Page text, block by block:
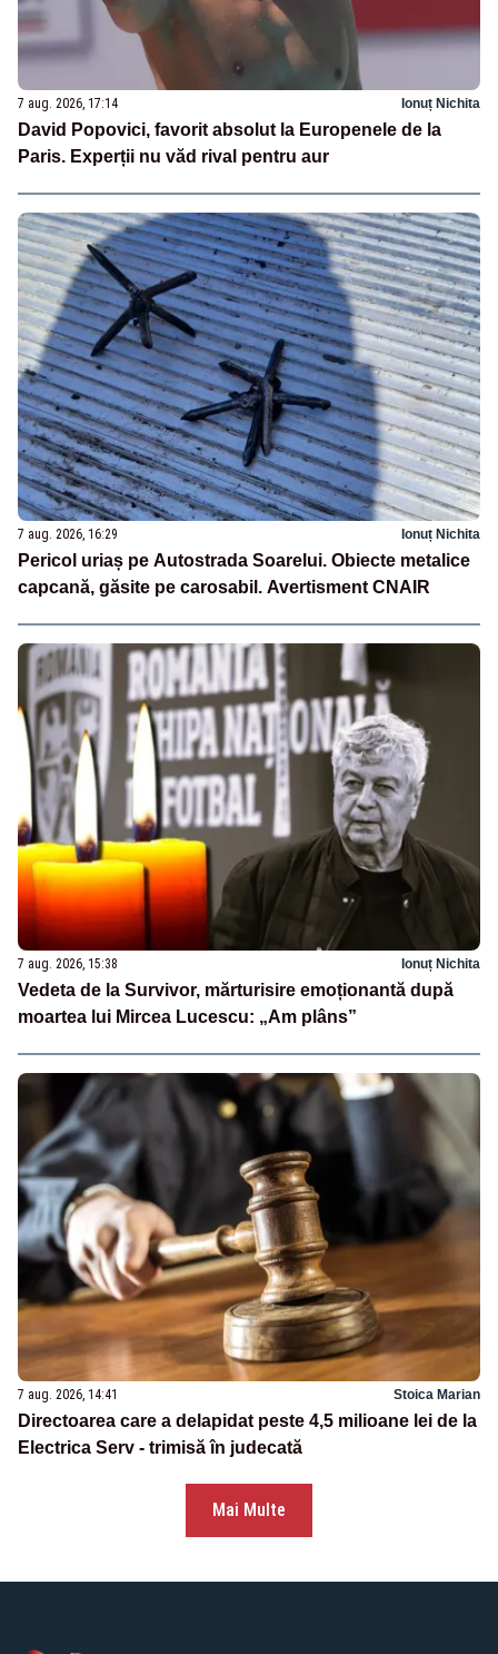
7 aug. 2026, 17:14 Ionuț Nichita
David Popovici, favorit absolut la Europenele de la
Paris. Experții nu văd rival pentru aur
7 aug. 2026, 16:29 Ionuț Nichita
Pericol uriaș pe Autostrada Soarelui. Obiecte metalice
capcană, găsite pe carosabil. Avertisment CNAIR
7 aug. 2026, 15:38 Ionuț Nichita
Vedeta de la Survivor, mărturisire emoționantă după
moartea lui Mircea Lucescu: „Am plâns”
7 aug. 2026, 14:41 Stoica Marian
Directoarea care a delapidat peste 4,5 milioane lei de la
Electrica Serv - trimisă în judecată
Mai Multe